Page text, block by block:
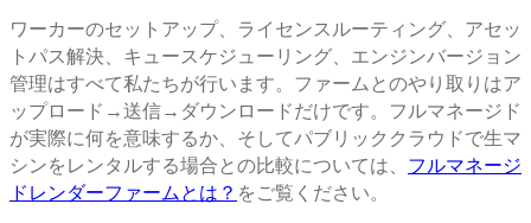
ワーカーのセットアップ、ライセンスルーティング、アセッ
トパス解決、キュースケジューリング、エンジンバージョン
管理はすべて私たちが行います。ファームとのやり取りはア
ップロード→送信→ダウンロードだけです。フルマネージド
が実際に何を意味するか、そしてパブリッククラウドで生マ
シンをレンタルする場合との比較については、 フルマネージ
ドレンダーファームとは？ をご覧ください。